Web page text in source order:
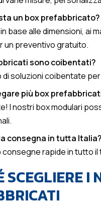
un box prefabbricato?
base alle dimensioni, ai
un preventivo gratuito.
sono coibentati?
di soluzioni coibentate
più box
I nostri box modulari
consegna in tutta Italia?
consegne rapide in tutto
SCEGLIERE I